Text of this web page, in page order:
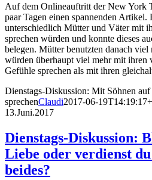
Auf dem Onlineauftritt der New York
paar Tagen einen spannenden
unterschiedlich Mütter und Väter mit
sprechen würden und konnte dieses
belegen. Mütter benutzten danach
würden überhaupt viel mehr mit ihren
Gefühle sprechen als mit ihren
Dienstags-Diskussion: Mit Söhnen
sprechenClaudi2017-06-
13.Juni.2017
Dienstags-Diskussion:
Liebe oder verdienst
beides?